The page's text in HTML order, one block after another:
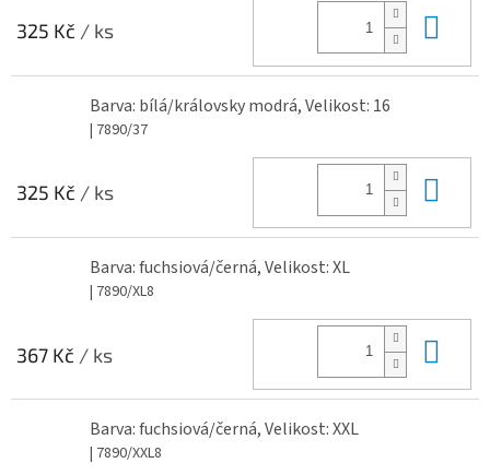
325 Kč / ks
Barva: bílá/královsky modrá, Velikost: 16
| 7890/37
325 Kč / ks
Barva: fuchsiová/černá, Velikost: XL
| 7890/XL8
367 Kč / ks
Barva: fuchsiová/černá, Velikost: XXL
| 7890/XXL8